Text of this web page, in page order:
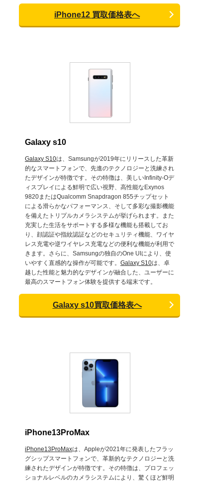
iPhone12 買取価格表へ
Galaxy s10
Galaxy S10は、Samsungが2019年にリリースした革新
的なスマートフォンで、先進のテクノロジーと洗練され
たデザインが特徴です。その特徴は、美しいInfinity-Oデ
ィスプレイによる鮮明で広い視野、高性能なExynos
9820またはQualcomm Snapdragon 855チップセット
による滑らかなパフォーマンス、そして多彩な撮影機能
を備えたトリプルカメラシステムが挙げられます。また
充実した生活をサポートする多様な機能も搭載してお
り、顔認証や指紋認証などのセキュリティ機能、ワイヤ
レス充電や逆ワイヤレス充電などの便利な機能が利用で
きます。さらに、Samsungの独自のOne UIにより、使
いやすく直感的な操作が可能です。 Galaxy S10は、卓
越した性能と魅力的なデザインが融合した、ユーザーに
最高のスマートフォン体験を提供する端末です。
Galaxy s10買取価格表へ
iPhone13ProMax
iPhone13ProMaxは、Appleが2021年に発表したフラッ
グシップスマートフォンで、革新的なテクノロジーと洗
練されたデザインが特徴です。その特徴は、プロフェッ
ショナルレベルのカメラシステムにより、驚くほど鮮明